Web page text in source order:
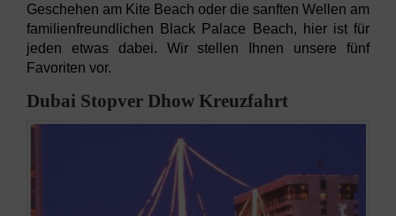
Geschehen am Kite Beach oder die sanften Wellen am
familienfreundlichen Black Palace Beach, hier ist für
jeden etwas dabei. Wir stellen Ihnen unsere fünf
Favoriten vor.
Dubai Stopver Dhow Kreuzfahrt